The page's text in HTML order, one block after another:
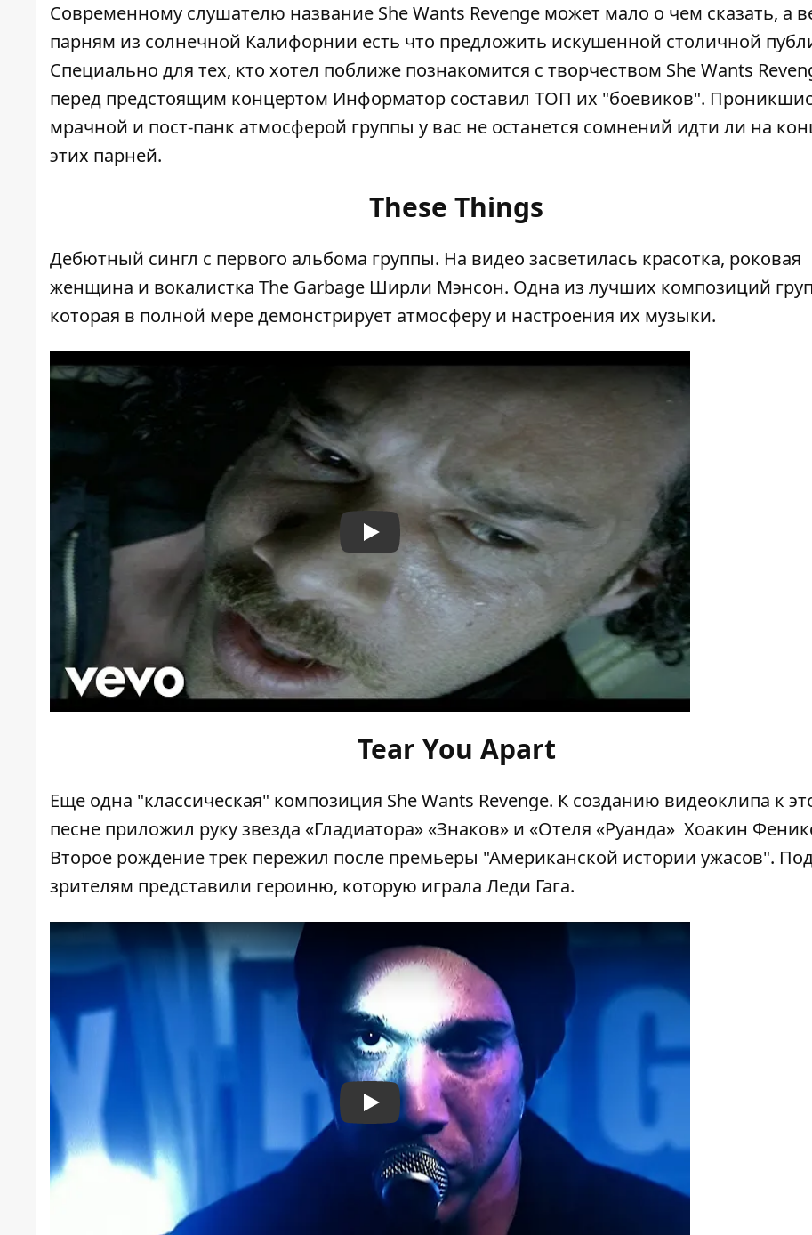
Современному слушателю название She Wants Revenge может мало о чем сказать, а
парням из солнечной Калифорнии есть что предложить искушенной столичной
Специально для тех, кто хотел поближе познакомится с творчеством She Wants
перед предстоящим концертом Информатор составил ТОП их "боевиков".
мрачной и пост-панк атмосферой группы у вас не останется сомнений идти ли на
этих парней.
These Things
Дебютный сингл с первого альбома группы. На видео засветилась красотка, роковая
женщина и вокалистка The Garbage Ширли Мэнсон. Одна из лучших композиций
которая в полной мере демонстрирует атмосферу и настроения их музыки.
Play
Tear You Apart
Еще одна "классическая" композиция She Wants Revenge. К созданию видеоклипа к
песне приложил руку звезда «Гладиатора» «Знаков» и «Отеля «Руанда» Хоакин
Второе рождение трек пережил после премьеры "Американской истории ужасов".
зрителям представили героиню, которую играла Леди Гага.
Play